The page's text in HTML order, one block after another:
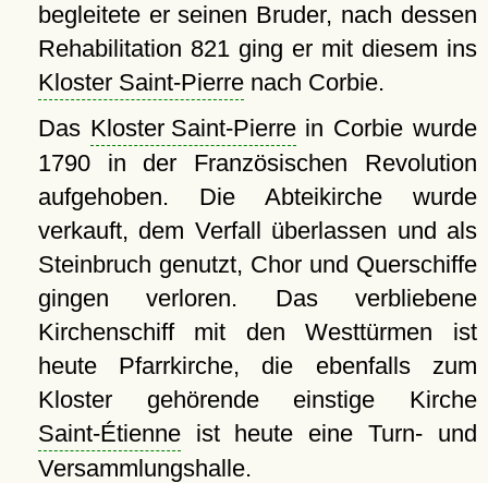
begleitete er seinen Bruder, nach dessen
Rehabilitation 821 ging er mit diesem ins
Kloster Saint-Pierrenach Corbie.
Das Kloster Saint-Pierrein Corbie wurde
1790 in der Französischen Revolution
aufgehoben. Die Abteikirche wurde
verkauft, dem Verfall überlassen und als
Steinbruch genutzt, Chor und Querschiffe
gingen verloren. Das verbliebene
Kirchenschiff mit den Westtürmen ist
heute Pfarrkirche, die ebenfalls zum
Kloster gehörende einstige Kirche
Saint-Étienneist heute eine Turn- und
Versammlungshalle.